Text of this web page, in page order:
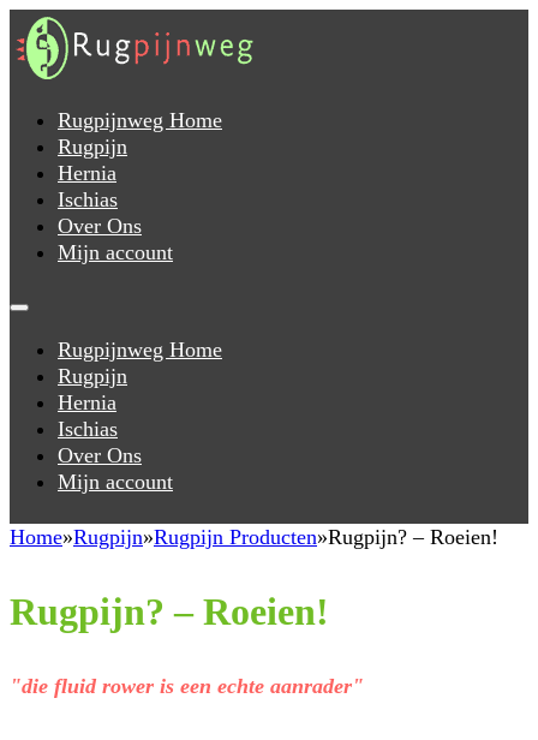
Rugpijnweg Home
Rugpijn
Hernia
Ischias
Over Ons
Mijn account
Rugpijnweg Home
Rugpijn
Hernia
Ischias
Over Ons
Mijn account
Home Rugpijn Rugpijn Producten Rugpijn? – Roeien!
Rugpijn? – Roeien!
"die fluid rower is een echte aanrader"